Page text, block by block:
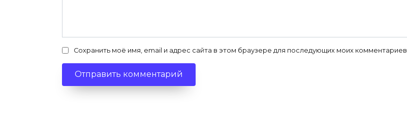
Сохранить моё имя, email и адрес сайта в этом браузере для последующих моих комментариев.